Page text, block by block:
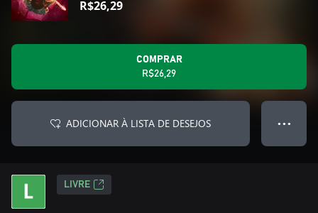
R$26,29
COMPRAR
R$26,29
ADICIONAR À LISTA DE DESEJOS ● ● ●
LIVRE